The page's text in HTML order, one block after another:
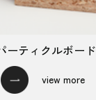
ーティクルボード
view more